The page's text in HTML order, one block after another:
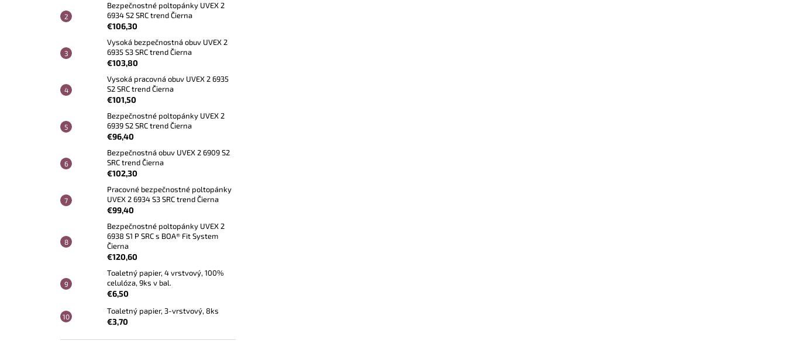
Bezpečnostné poltopánky UVEX 2
6934 S2 SRC trend Čierna
€106,30
Vysoká bezpečnostná obuv UVEX 2
6935 S3 SRC trend Čierna
€103,80
Vysoká pracovná obuv UVEX 2 6935
S2 SRC trend Čierna
€101,50
Bezpečnostné poltopánky UVEX 2
6939 S2 SRC trend Čierna
€96,40
Bezpečnostná obuv UVEX 2 6909 S2
SRC trend Čierna
€102,30
Pracovné bezpečnostné poltopánky
UVEX 2 6934 S3 SRC trend Čierna
€99,40
Bezpečnostné poltopánky UVEX 2
6938 S1 P SRC s BOA® Fit System
Čierna
€120,60
Toaletný papier, 4 vrstvový, 100%
celulóza, 9ks v bal.
€6,50
Toaletný papier, 3-vrstvový, 8ks
€3,70